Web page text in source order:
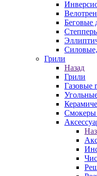
Беговые
Грили
Назад
Грили
Газовые
Смокеры